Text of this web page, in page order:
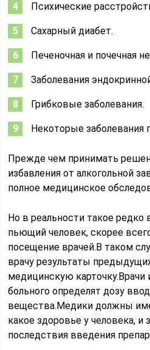
Психические
Сахарный диабет.
Печеночная и почечная
Заболевания
Грибковые заболевания.
Некоторые заболевания
Прежде чем принимать
избавления от алкогольной
полное медицинское
Но в реальности такое
пьющий человек, скорее
посещение врачей.В таком
врачу результаты
медицинскую карточку.Врачи
больного определят дозу
вещества.Медики должны
какое здоровье у человека, и
последствия введения